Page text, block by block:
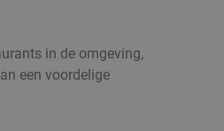
in de omgeving,
een voordelige